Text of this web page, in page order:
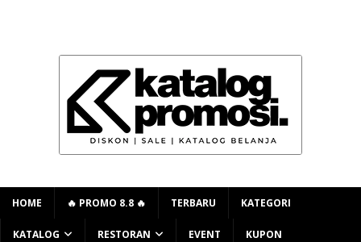
HOME 🔥 PROMO 8.8 🔥 TERBARU KATEGORI
KATALOG RESTORAN EVENT KUPON